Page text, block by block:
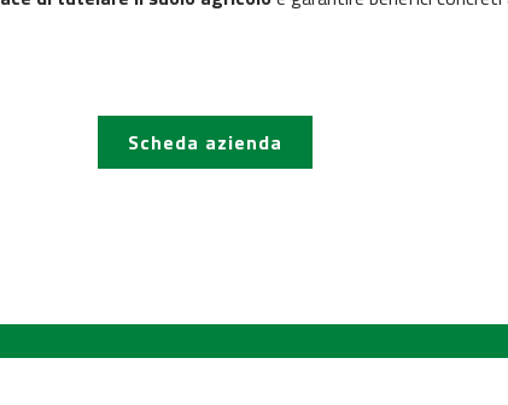
Scheda azienda